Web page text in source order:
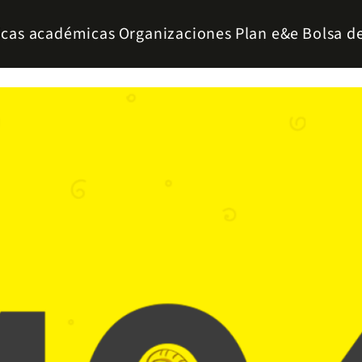
académicas Organizaciones Plan e&e Bolsa